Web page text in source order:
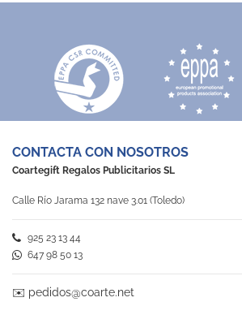
CONTACTA CON NOSOTROS
Coartegift Regalos Publicitarios SL
Calle Río Jarama 132 nave 3.01 (Toledo)
925 23 13 44
647 98 50 13
✉️ pedidos@coarte.net